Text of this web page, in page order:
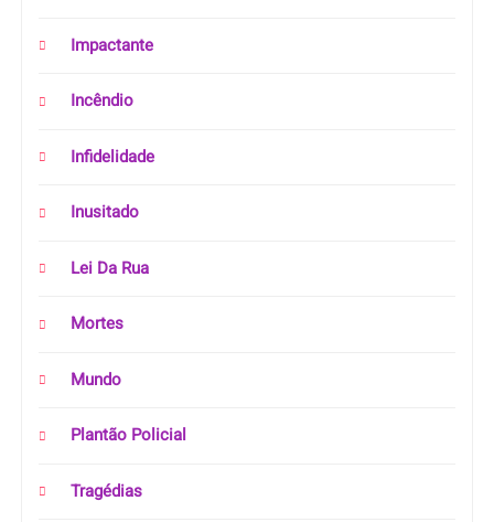
Impactante
Incêndio
Infidelidade
Inusitado
Lei Da Rua
Mortes
Mundo
Plantão Policial
Tragédias